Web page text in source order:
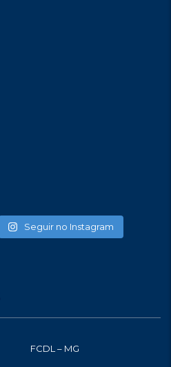
Seguir no Instagram
FCDL – MG